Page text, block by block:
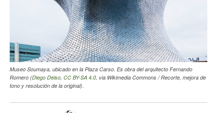
Museo Soumaya, ubicado en la Plaza Carso. Es obra del arquitecto Fernando
Romero (Diego Delso, CC BY-SA 4.0, via Wikimedia Commons / Recorte, mejora de
tono y resolución de la original).